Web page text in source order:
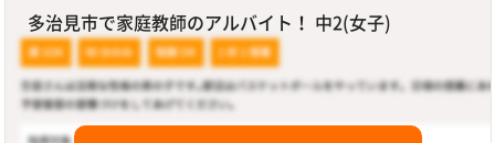
多治見市で家庭教師のアルバイト！ 中2(女子)